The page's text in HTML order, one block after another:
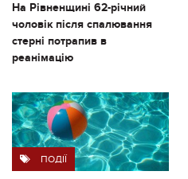
На Рівненщині 62-річний
чоловік після спалювання
стерні потрапив в
реанімацію
ПОДІЇ